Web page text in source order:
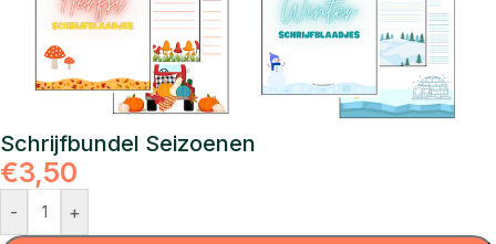
Schrijfbundel Seizoenen
€3,50
- +